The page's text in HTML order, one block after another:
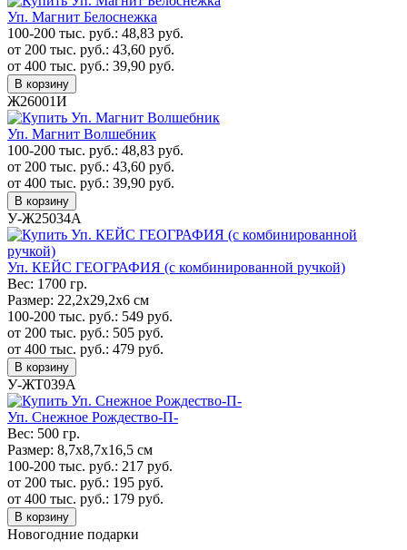
Уп. Магнит Белоснежка
100-200 тыс. руб.: 48,83 руб.
от 200 тыс. руб.: 43,60 руб.
от 400 тыс. руб.: 39,90 руб.
В корзину
Ж26001И
Уп. Магнит Волшебник
100-200 тыс. руб.: 48,83 руб.
от 200 тыс. руб.: 43,60 руб.
от 400 тыс. руб.: 39,90 руб.
В корзину
У-Ж25034А
Уп. КЕЙС ГЕОГРАФИЯ (с комбинированной ручкой)
Вес: 1700 гр.
Размер: 22,2х29,2х6 см
100-200 тыс. руб.: 549 руб.
от 200 тыс. руб.: 505 руб.
от 400 тыс. руб.: 479 руб.
В корзину
У-ЖТ039А
Уп. Cнежное Рождество-П-
Вес: 500 гр.
Размер: 8,7х8,7х16,5 см
100-200 тыс. руб.: 217 руб.
от 200 тыс. руб.: 195 руб.
от 400 тыс. руб.: 179 руб.
В корзину
Новогодние подарки